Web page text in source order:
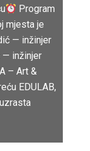
Program
mjesta je
— inžinjer
— inžinjer
– Art &
EDULAB,